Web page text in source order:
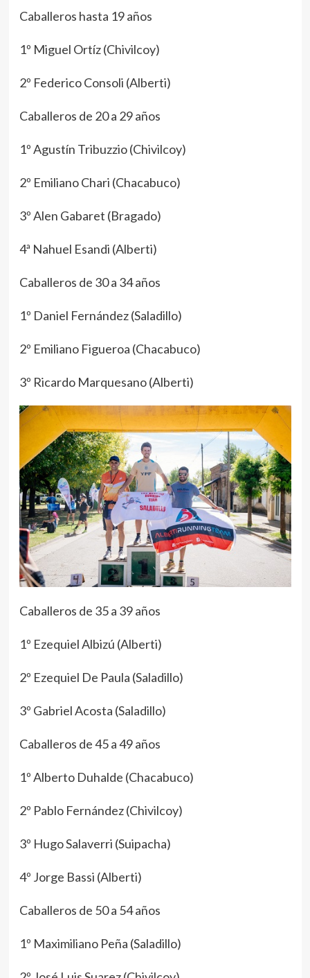
Caballeros hasta 19 años
1º Miguel Ortíz (Chivilcoy)
2º Federico Consoli (Alberti)
Caballeros de 20 a 29 años
1º Agustín Tribuzzio (Chivilcoy)
2º Emiliano Chari (Chacabuco)
3º Alen Gabaret (Bragado)
4ª Nahuel Esandi (Alberti)
Caballeros de 30 a 34 años
1º Daniel Fernández (Saladillo)
2º Emiliano Figueroa (Chacabuco)
3º Ricardo Marquesano (Alberti)
Caballeros de 35 a 39 años
1º Ezequiel Albizú (Alberti)
2º Ezequiel De Paula (Saladillo)
3º Gabriel Acosta (Saladillo)
Caballeros de 45 a 49 años
1º Alberto Duhalde (Chacabuco)
2º Pablo Fernández (Chivilcoy)
3º Hugo Salaverri (Suipacha)
4º Jorge Bassi (Alberti)
Caballeros de 50 a 54 años
1º Maximiliano Peña (Saladillo)